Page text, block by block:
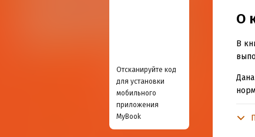
Отсканируйте код
для установки
мобильного
приложения
MyBook
О
В
(в